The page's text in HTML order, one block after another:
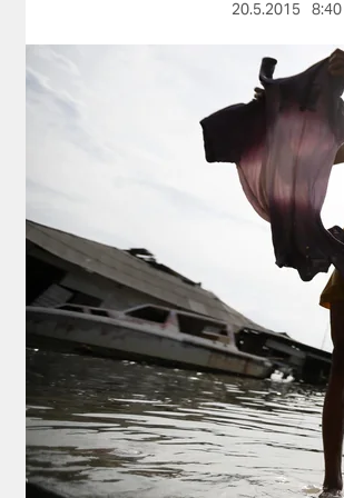
nord
wahrheit
veranstaltungen
shop
fragen & hilfe
unterstützen
abo
genossenschaft
20.5.2015